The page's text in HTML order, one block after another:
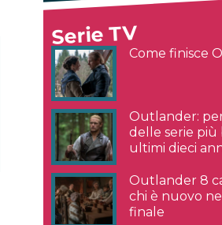
Serie TV
Come finisce
Outlander:
delle serie più
ultimi dieci
Outlander 8
chi è nuovo
finale